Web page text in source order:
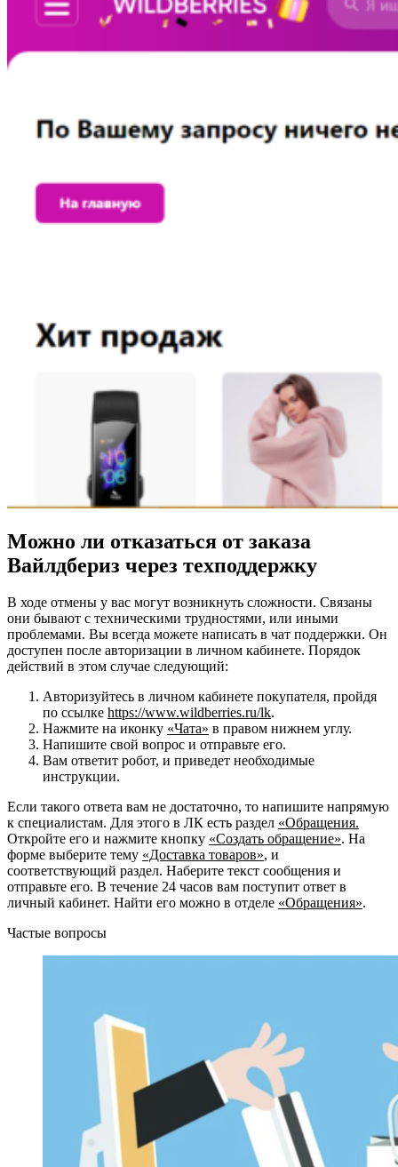
Можно ли отказаться от заказа
Вайлдбериз через техподдержку
В ходе отмены у вас могут возникнуть сложности. Связаны
они бывают с техническими трудностями, или иными
проблемами. Вы всегда можете написать в чат поддержки. Он
доступен после авторизации в личном кабинете. Порядок
действий в этом случае следующий:
Авторизуйтесь в личном кабинете покупателя, пройдя
по ссылке https://www.wildberries.ru/lk.
Нажмите на иконку «Чата» в правом нижнем углу.
Напишите свой вопрос и отправьте его.
Вам ответит робот, и приведет необходимые
инструкции.
Если такого ответа вам не достаточно, то напишите напрямую
к специалистам. Для этого в ЛК есть раздел «Обращения.
Откройте его и нажмите кнопку «Создать обращение». На
форме выберите тему «Доставка товаров», и
соответствующий раздел. Наберите текст сообщения и
отправьте его. В течение 24 часов вам поступит ответ в
личный кабинет. Найти его можно в отделе «Обращения».
Частые вопросы